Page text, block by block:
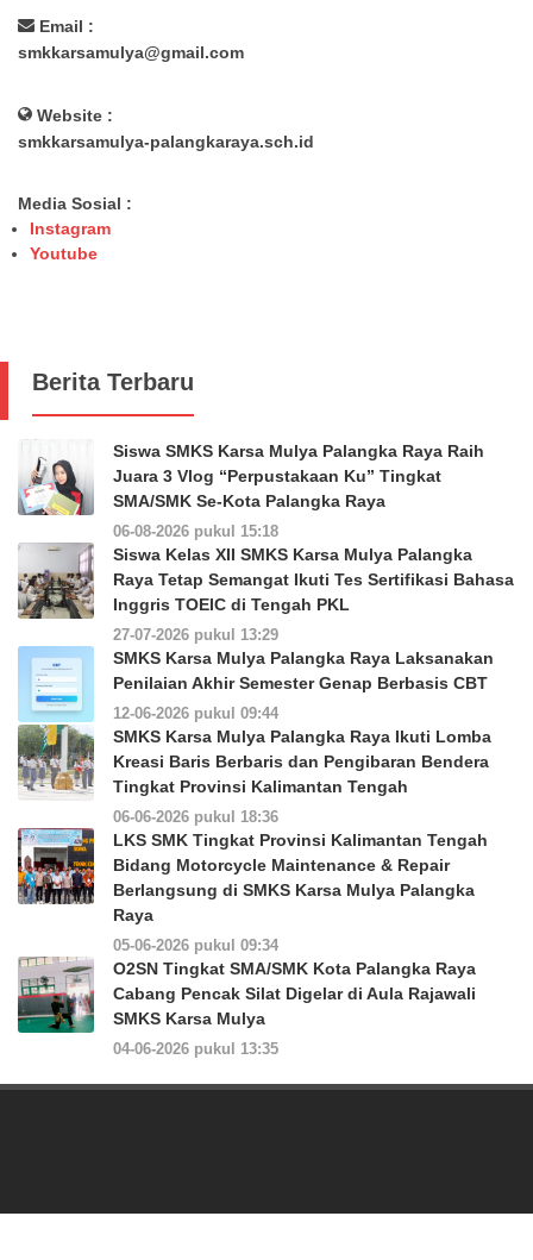
Email :
smkkarsamulya@gmail.com
Website :
smkkarsamulya-palangkaraya.sch.id
Media Sosial :
Instagram
Youtube
Berita Terbaru
Siswa SMKS Karsa Mulya Palangka Raya Raih
Juara 3 Vlog “Perpustakaan Ku” Tingkat
SMA/SMK Se-Kota Palangka Raya
06-08-2026 pukul 15:18
Siswa Kelas XII SMKS Karsa Mulya Palangka
Raya Tetap Semangat Ikuti Tes Sertifikasi Bahasa
Inggris TOEIC di Tengah PKL
27-07-2026 pukul 13:29
SMKS Karsa Mulya Palangka Raya Laksanakan
Penilaian Akhir Semester Genap Berbasis CBT
12-06-2026 pukul 09:44
SMKS Karsa Mulya Palangka Raya Ikuti Lomba
Kreasi Baris Berbaris dan Pengibaran Bendera
Tingkat Provinsi Kalimantan Tengah
06-06-2026 pukul 18:36
LKS SMK Tingkat Provinsi Kalimantan Tengah
Bidang Motorcycle Maintenance & Repair
Berlangsung di SMKS Karsa Mulya Palangka
Raya
05-06-2026 pukul 09:34
O2SN Tingkat SMA/SMK Kota Palangka Raya
Cabang Pencak Silat Digelar di Aula Rajawali
SMKS Karsa Mulya
04-06-2026 pukul 13:35